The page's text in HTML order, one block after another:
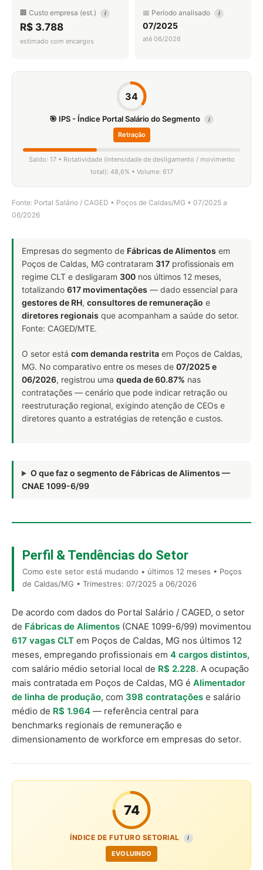
🏢 Custo empresa (est.) i
R$ 3.788
estimado com encargos
📅 Período analisado i
07/2025
até 06/2026
34
🎯 IPS - Índice Portal Salário do Segmento i
Retração
Saldo: 17 • Rotatividade (intensidade de desligamento / movimento
total): 48,6% • Volume: 617
Fonte: Portal Salário / CAGED • Poços de Caldas/MG • 07/2025 a
06/2026
Empresas do segmento de Fábricas de Alimentos em
Poços de Caldas, MG contrataram 317 profissionais em
regime CLT e desligaram 300 nos últimos 12 meses,
totalizando 617 movimentações — dado essencial para
gestores de RH, consultores de remuneração e
diretores regionais que acompanham a saúde do setor.
Fonte: CAGED/MTE.
O setor está com demanda restrita em Poços de Caldas,
MG. No comparativo entre os meses de 07/2025 e
06/2026, registrou uma queda de 60.87% nas
contratações — cenário que pode indicar retração ou
reestruturação regional, exigindo atenção de CEOs e
diretores quanto a estratégias de retenção e custos.
O que faz o segmento de Fábricas de Alimentos —
CNAE 1099-6/99
Perfil & Tendências do Setor
Como este setor está mudando • últimos 12 meses • Poços
de Caldas/MG • Trimestres: 07/2025 a 06/2026
De acordo com dados do Portal Salário / CAGED, o setor
de Fábricas de Alimentos (CNAE 1099-6/99) movimentou
617 vagas CLT em Poços de Caldas, MG nos últimos 12
meses, empregando profissionais em 4 cargos distintos,
com salário médio setorial local de R$ 2.228. A ocupação
mais contratada em Poços de Caldas, MG é Alimentador
de linha de produção, com 398 contratações e salário
médio de R$ 1.964 — referência central para
benchmarks regionais de remuneração e
dimensionamento de workforce em empresas do setor.
74
ÍNDICE DE FUTURO SETORIAL I
EVOLUINDO